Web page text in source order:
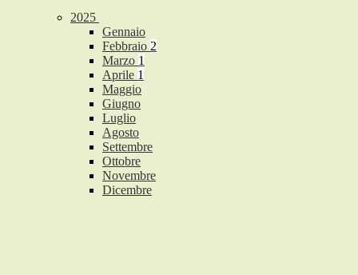
2025
Gennaio
Febbraio 2
Marzo 1
Aprile 1
Maggio
Giugno
Luglio
Agosto
Settembre
Ottobre
Novembre
Dicembre